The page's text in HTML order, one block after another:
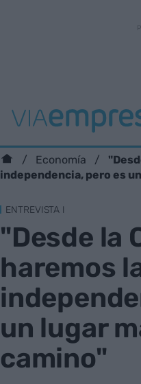
Economía
independencia, pero es
ENTREVISTA I
"Desde la
haremos
un lugar
camino"